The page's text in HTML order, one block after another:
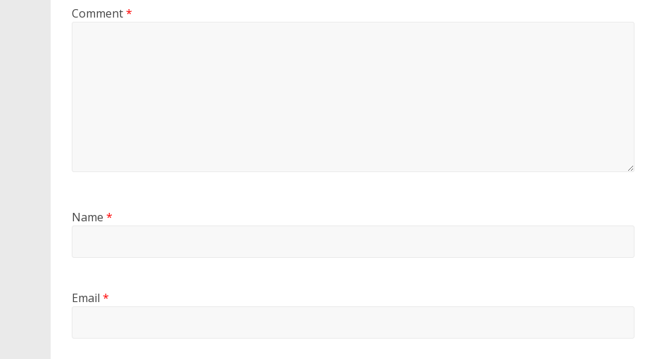
Comment*
Name *
Email *